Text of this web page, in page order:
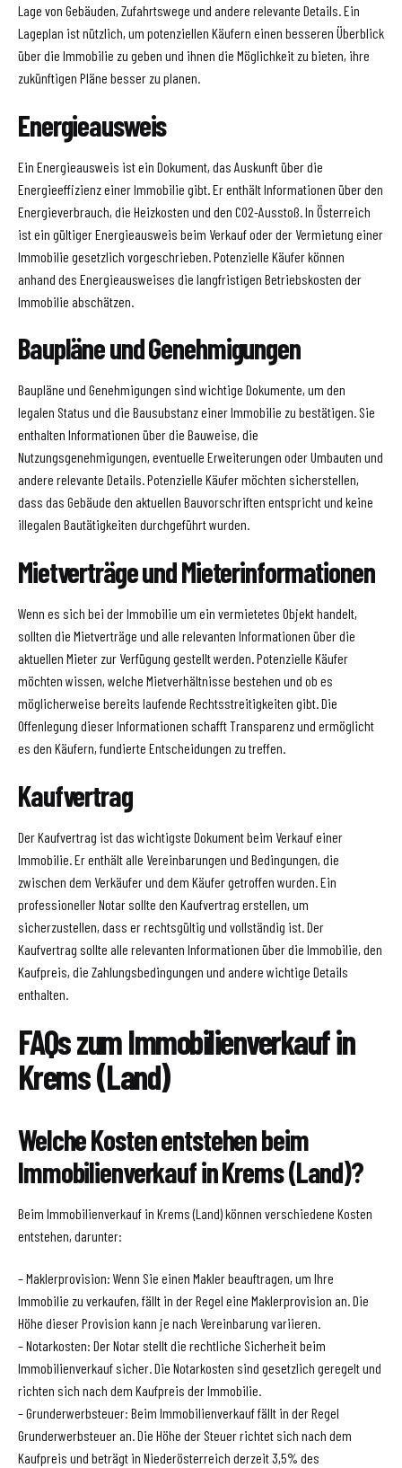
Lage von Gebäuden, Zufahrtswege und andere relevante Details. Ein
Lageplan ist nützlich, um potenziellen Käufern einen besseren Überblick
über die Immobilie zu geben und ihnen die Möglichkeit zu bieten, ihre
zukünftigen Pläne besser zu planen.
Energieausweis
Ein Energieausweis ist ein Dokument, das Auskunft über die
Energieeffizienz einer Immobilie gibt. Er enthält Informationen über den
Energieverbrauch, die Heizkosten und den CO2-Ausstoß. In Österreich
ist ein gültiger Energieausweis beim Verkauf oder der Vermietung einer
Immobilie gesetzlich vorgeschrieben. Potenzielle Käufer können
anhand des Energieausweises die langfristigen Betriebskosten der
Immobilie abschätzen.
Baupläne und Genehmigungen
Baupläne und Genehmigungen sind wichtige Dokumente, um den
legalen Status und die Bausubstanz einer Immobilie zu bestätigen. Sie
enthalten Informationen über die Bauweise, die
Nutzungsgenehmigungen, eventuelle Erweiterungen oder Umbauten und
andere relevante Details. Potenzielle Käufer möchten sicherstellen,
dass das Gebäude den aktuellen Bauvorschriften entspricht und keine
illegalen Bautätigkeiten durchgeführt wurden.
Mietverträge und Mieterinformationen
Wenn es sich bei der Immobilie um ein vermietetes Objekt handelt,
sollten die Mietverträge und alle relevanten Informationen über die
aktuellen Mieter zur Verfügung gestellt werden. Potenzielle Käufer
möchten wissen, welche Mietverhältnisse bestehen und ob es
möglicherweise bereits laufende Rechtsstreitigkeiten gibt. Die
Offenlegung dieser Informationen schafft Transparenz und ermöglicht
es den Käufern, fundierte Entscheidungen zu treffen.
Kaufvertrag
Der Kaufvertrag ist das wichtigste Dokument beim Verkauf einer
Immobilie. Er enthält alle Vereinbarungen und Bedingungen, die
zwischen dem Verkäufer und dem Käufer getroffen wurden. Ein
professioneller Notar sollte den Kaufvertrag erstellen, um
sicherzustellen, dass er rechtsgültig und vollständig ist. Der
Kaufvertrag sollte alle relevanten Informationen über die Immobilie, den
Kaufpreis, die Zahlungsbedingungen und andere wichtige Details
enthalten.
FAQs zum Immobilienverkauf in
Krems (Land)
Welche Kosten entstehen beim
Immobilienverkauf in Krems (Land)?
Beim Immobilienverkauf in Krems (Land) können verschiedene Kosten
entstehen, darunter:
– Maklerprovision: Wenn Sie einen Makler beauftragen, um Ihre
Immobilie zu verkaufen, fällt in der Regel eine Maklerprovision an. Die
Höhe dieser Provision kann je nach Vereinbarung variieren.
– Notarkosten: Der Notar stellt die rechtliche Sicherheit beim
Immobilienverkauf sicher. Die Notarkosten sind gesetzlich geregelt und
richten sich nach dem Kaufpreis der Immobilie.
– Grunderwerbsteuer: Beim Immobilienverkauf fällt in der Regel
Grunderwerbsteuer an. Die Höhe der Steuer richtet sich nach dem
Kaufpreis und beträgt in Niederösterreich derzeit 3,5% des